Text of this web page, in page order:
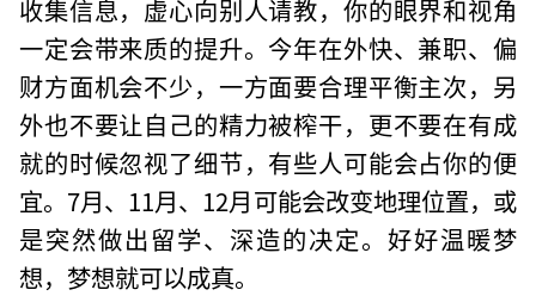
收集信息，虚心向别人请教，你的眼界和视角
一定会带来质的提升。今年在外快、兼职、偏
财方面机会不少，一方面要合理平衡主次，另
外也不要让自己的精力被榨干，更不要在有成
就的时候忽视了细节，有些人可能会占你的便
宜。7月、11月、12月可能会改变地理位置，或
是突然做出留学、深造的决定。好好温暖梦
想，梦想就可以成真。